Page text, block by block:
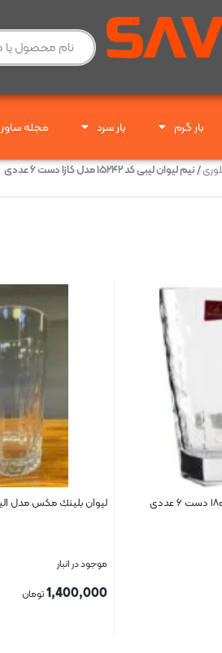
بار گرم بار سرد مجله ساور
/ نیم لیوان لیبی کد ۱۵۲۴۲ مدل کازا دست ۶ عددی
کد 6244
موجود در انبار
1,200,000تومان